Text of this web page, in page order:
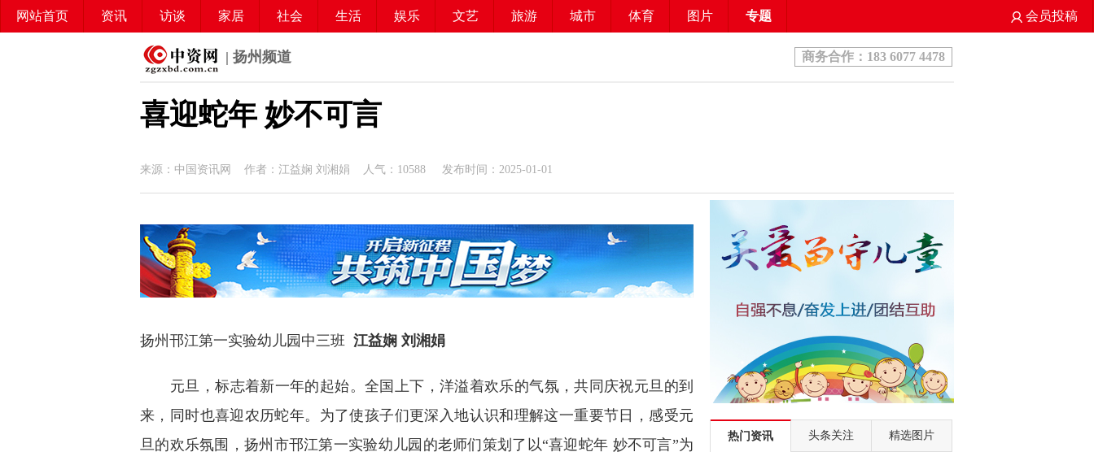
网站首页 资讯 访谈 家居 社会 生活 娱乐 文艺 旅游 城市 体育 图片 专题 会员投稿
| 扬州频道 商务合作：183 6077 4478
喜迎蛇年 妙不可言
来源：中国资讯网 作者：江益娴 刘湘娟 人气： 10588 发布时间：2025-01-01
扬州邗江第一实验幼儿园中三班 江益娴 刘湘娟
元旦，标志着新一年的起始。全国上下，洋溢着欢乐的气氛，共同庆祝元旦的到
来，同时也喜迎农历蛇年。为了使孩子们更深入地认识和理解这一重要节日，感受元
旦的欢乐氛围，扬州市邗江第一实验幼儿园的老师们策划了以“喜迎蛇年 妙不可言”为
热门资讯 头条关注 精选图片